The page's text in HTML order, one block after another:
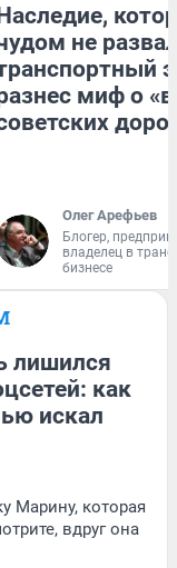
не
миф о
Олег Арефьев
Блогер,
владелец в
бизнесе
лишился
как
искал
Марину, которая
вдруг она